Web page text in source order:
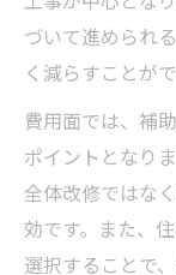
づいて進められ
く減らすことがで
費用面では、補
ポイントとなり
全体改修ではな
効です。また、
選択することで